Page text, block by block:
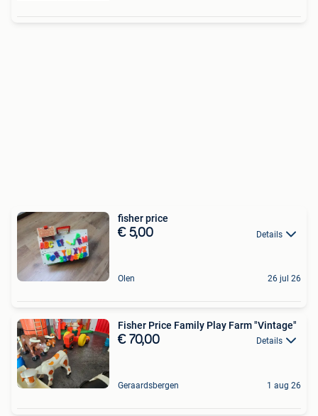
fisher price
€ 5,00 Details
Olen 26 jul 26
Fisher Price Family Play Farm "Vintage"
€ 70,00 Details
Geraardsbergen 1 aug 26